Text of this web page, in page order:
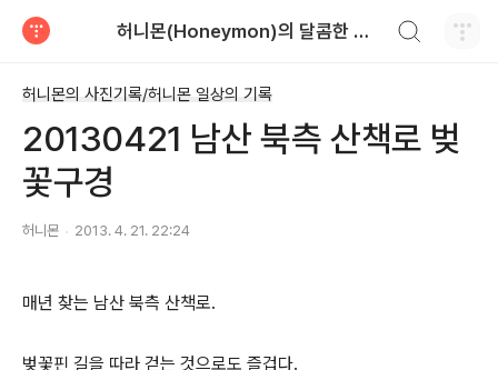
허니몬(Honeymon)의 달콤한 비행
허니몬의 사진기록/허니몬 일상의 기록
20130421 남산 북측 산책로 벚
꽃구경
허니몬 2013. 4. 21. 22:24
매년 찾는 남산 북측 산책로.
벚꽃핀 길을 따라 걷는 것으로도 즐겁다.